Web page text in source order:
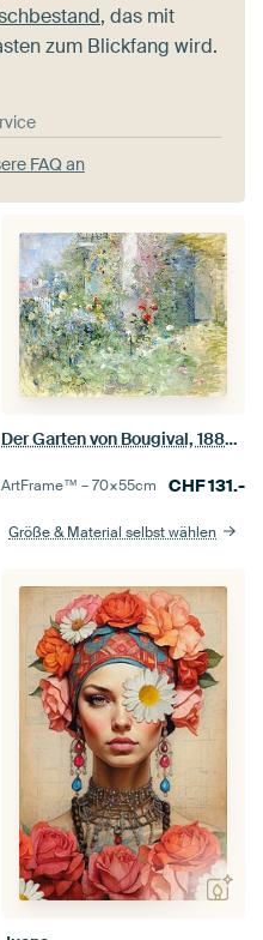
, das mit
zum Blickfang wird.
FAQ an
Der Garten von Bougival, 1884 (Öl auf Leinwand)
ArtFrame™ –70×55cm CHF131.-
Größe & Material selbst wählen